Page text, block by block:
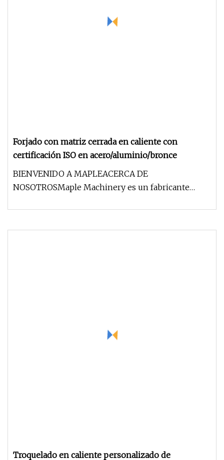
Forjado con matriz cerrada en caliente con
certificación ISO en acero/aluminio/bronce
BIENVENIDO A MAPLEACERCA DE
NOSOTROSMaple Machinery es un fabricante
Troquelado en caliente personalizado de